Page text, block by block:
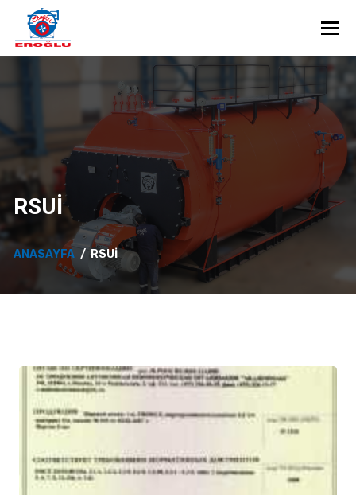
RSUİ
ANASAYFA RSUİ